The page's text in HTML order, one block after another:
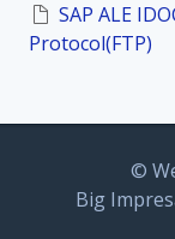
SAP ALE
Protocol(FTP)
©
Big